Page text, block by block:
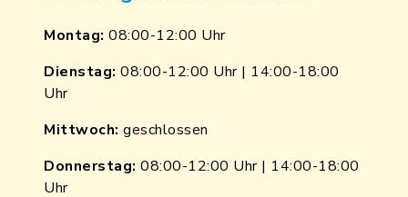
Montag: 08:00-12:00 Uhr
Dienstag: 08:00-12:00 Uhr | 14:00-18:00
Uhr
Mittwoch: geschlossen
Donnerstag: 08:00-12:00 Uhr | 14:00-18:00
Uhr